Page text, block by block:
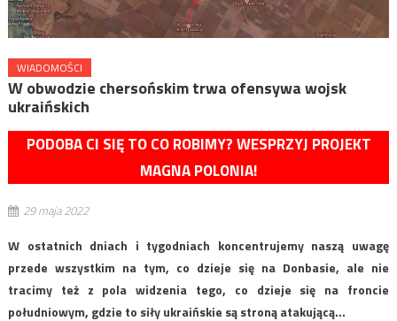
WIADOMOŚCI
W obwodzie chersońskim trwa ofensywa wojsk
ukraińskich
PODOBA CI SIĘ TO CO ROBIMY? WESPRZYJ PROJEKT
MAGNA POLONIA!
29 maja 2022
W ostatnich dniach i tygodniach koncentrujemy naszą uwagę
przede wszystkim na tym, co dzieje się na Donbasie, ale nie
tracimy też z pola widzenia tego, co dzieje się na froncie
południowym, gdzie to siły ukraińskie są stroną atakującą…